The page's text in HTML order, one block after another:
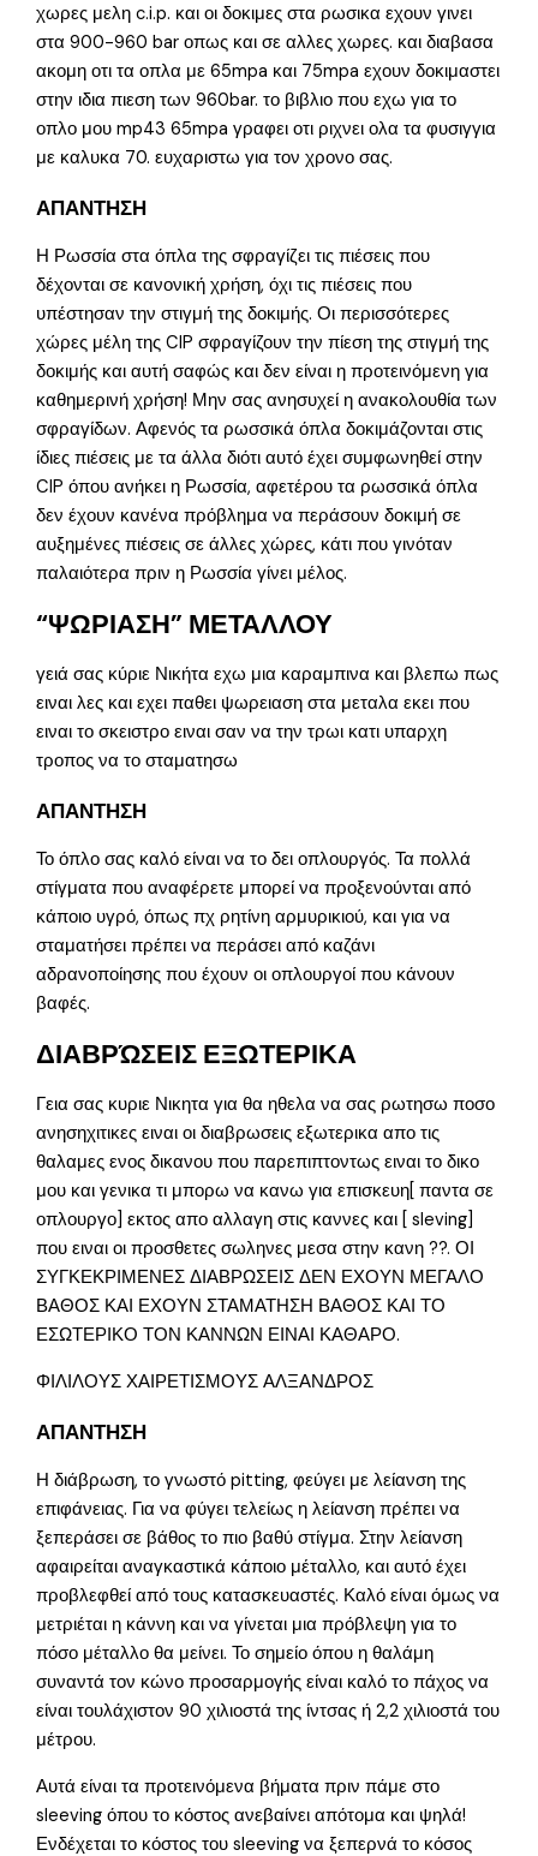
χωρες μελη c.i.p. και οι δοκιμες στα ρωσικα εχουν γινει
στα 900-960 bar οπως και σε αλλες χωρες. και διαβασα
ακομη οτι τα οπλα με 65mpa και 75mpa εχουν δοκιμαστει
στην ιδια πιεση των 960bar. το βιβλιο που εχω για το
οπλο μου mp43 65mpa γραφει οτι ριχνει ολα τα φυσιγγια
με καλυκα 70. ευχαριστω για τον χρονο σας.
ΑΠΑΝΤΗΣΗ
Η Ρωσσία στα όπλα της σφραγίζει τις πιέσεις που
δέχονται σε κανονική χρήση, όχι τις πιέσεις που
υπέστησαν την στιγμή της δοκιμής. Οι περισσότερες
χώρες μέλη της CIP σφραγίζουν την πίεση της στιγμή της
δοκιμής και αυτή σαφώς και δεν είναι η προτεινόμενη για
καθημερινή χρήση! Μην σας ανησυχεί η ανακολουθία των
σφραγίδων. Αφενός τα ρωσσικά όπλα δοκιμάζονται στις
ίδιες πιέσεις με τα άλλα διότι αυτό έχει συμφωνηθεί στην
CIP όπου ανήκει η Ρωσσία, αφετέρου τα ρωσσικά όπλα
δεν έχουν κανένα πρόβλημα να περάσουν δοκιμή σε
αυξημένες πιέσεις σε άλλες χώρες, κάτι που γινόταν
παλαιότερα πριν η Ρωσσία γίνει μέλος.
“ΨΩΡΙΑΣΗ” ΜΕΤΑΛΛΟΥ
γειά σας κύριε Νικήτα εχω μια καραμπινα και βλεπω πως
ειναι λες και εχει παθει ψωρειαση στα μεταλα εκει που
ειναι το σκειστρο ειναι σαν να την τρωι κατι υπαρχη
τροπος να το σταματησω
ΑΠΑΝΤΗΣΗ
Το όπλο σας καλό είναι να το δει οπλουργός. Τα πολλά
στίγματα που αναφέρετε μπορεί να προξενούνται από
κάποιο υγρό, όπως πχ ρητίνη αρμυρικιού, και για να
σταματήσει πρέπει να περάσει από καζάνι
αδρανοποίησης που έχουν οι οπλουργοί που κάνουν
βαφές.
ΔΙΑΒΡΏΣΕΙΣ ΕΞΩΤΕΡΙΚΑ
Γεια σας κυριε Νικητα για θα ηθελα να σας ρωτησω ποσο
ανησηχιτικες ειναι οι διαβρωσεις εξωτερικα απο τις
θαλαμες ενος δικανου που παρεπιπτοντως ειναι το δικο
μου και γενικα τι μπορω να κανω για επισκευη[ παντα σε
οπλουργο] εκτος απο αλλαγη στις καννες και [ sleving]
που ειναι οι προσθετες σωληνες μεσα στην κανη ??. ΟΙ
ΣΥΓΚΕΚΡΙΜΕΝΕΣ ΔΙΑΒΡΩΣΕΙΣ ΔΕΝ ΕΧΟΥΝ ΜΕΓΑΛΟ
ΒΑΘΟΣ ΚΑΙ ΕΧΟΥΝ ΣΤΑΜΑΤΗΣΗ ΒΑΘΟΣ ΚΑΙ ΤΟ
ΕΣΩΤΕΡΙΚΟ ΤΟΝ ΚΑΝΝΩΝ ΕΙΝΑΙ ΚΑΘΑΡΟ.
ΦΙΛΙΛΟΥΣ ΧΑΙΡΕΤΙΣΜΟΥΣ ΑΛΞΑΝΔΡΟΣ
ΑΠΑΝΤΗΣΗ
Η διάβρωση, το γνωστό pitting, φεύγει με λείανση της
επιφάνειας. Για να φύγει τελείως η λείανση πρέπει να
ξεπεράσει σε βάθος το πιο βαθύ στίγμα. Στην λείανση
αφαιρείται αναγκαστικά κάποιο μέταλλο, και αυτό έχει
προβλεφθεί από τους κατασκευαστές. Καλό είναι όμως να
μετριέται η κάννη και να γίνεται μια πρόβλεψη για το
πόσο μέταλλο θα μείνει. Το σημείο όπου η θαλάμη
συναντά τον κώνο προσαρμογής είναι καλό το πάχος να
είναι τουλάχιστον 90 χιλιοστά της ίντσας ή 2,2 χιλιοστά του
μέτρου.
Αυτά είναι τα προτεινόμενα βήματα πριν πάμε στο
sleeving όπου το κόστος ανεβαίνει απότομα και ψηλά!
Ενδέχεται το κόστος του sleeving να ξεπερνά το κόσος